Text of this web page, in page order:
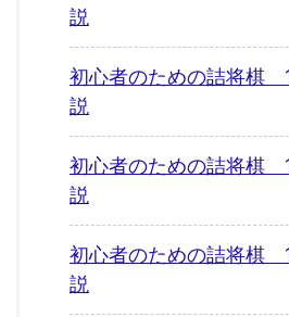
説
初心者のための詰将棋
説
初心者のための詰将棋
説
初心者のための詰将棋
説